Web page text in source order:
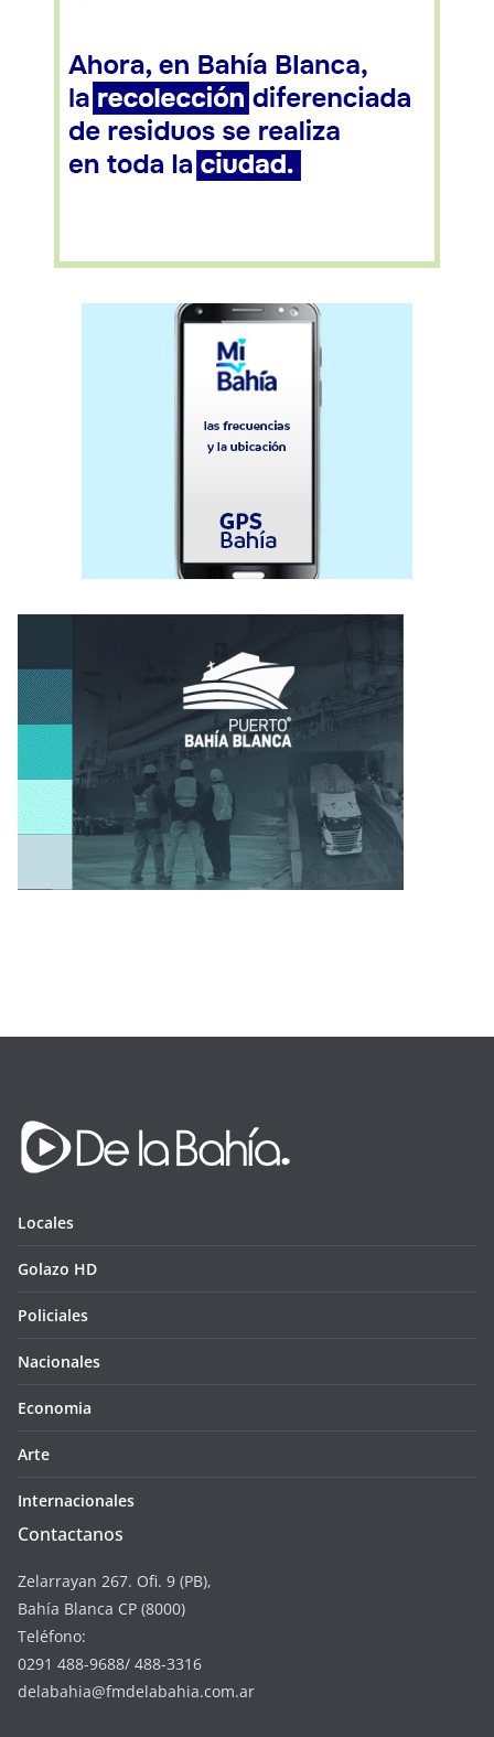
Locales
Golazo HD
Policiales
Nacionales
Economia
Arte
Internacionales
Contactanos
Zelarrayan 267. Ofi. 9 (PB),
Bahía Blanca CP (8000)
Teléfono:
0291 488-9688/ 488-3316
delabahia@fmdelabahia.com.ar